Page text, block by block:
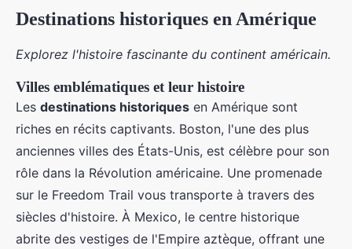
Destinations historiques en Amérique
Explorez l'histoire fascinante du continent américain.
Villes emblématiques et leur histoire
Les destinations historiques en Amérique sont
riches en récits captivants. Boston, l'une des plus
anciennes villes des États-Unis, est célèbre pour son
rôle dans la Révolution américaine. Une promenade
sur le Freedom Trail vous transporte à travers des
siècles d'histoire. À Mexico, le centre historique
abrite des vestiges de l'Empire aztèque, offrant une